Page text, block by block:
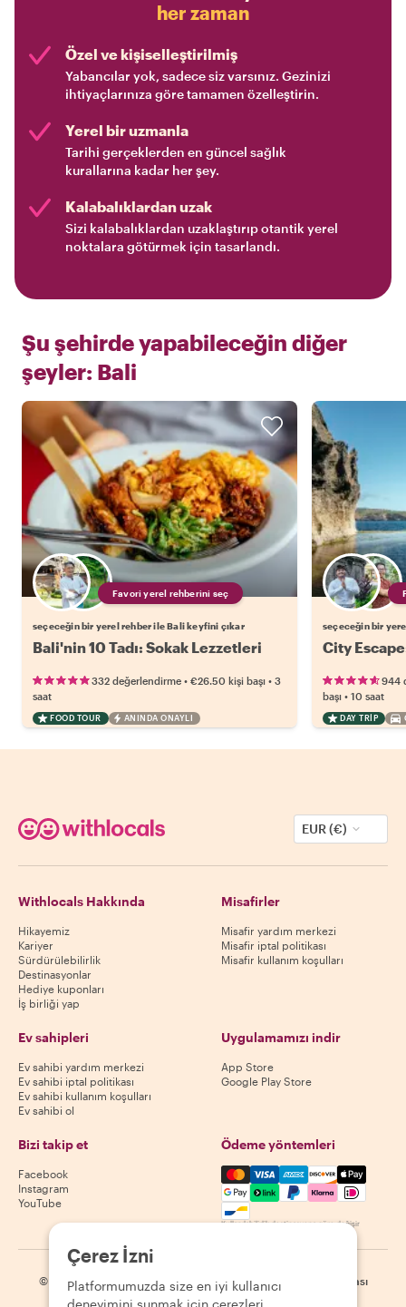
her zaman
Özel ve kişiselleştirilmiş
Yabancılar yok, sadece siz varsınız. Gezinizi
ihtiyaçlarınıza göre tamamen özelleştirin.
Yerel bir uzmanla
Tarihi gerçeklerden en güncel sağlık
kurallarına kadar her şey.
Kalabalıklardan uzak
Sizi kalabalıklardan uzaklaştırıp otantik yerel
noktalara götürmek için tasarlandı.
Şu şehirde yapabileceğin diğer
şeyler: Bali
Favori yerel rehberini seç
seçeceğin bir yerel rehber ile Bali keyfini çıkar
Bali'nin 10 Tadı: Sokak Lezzetleri
332 değerlendirme • €26.50 kişi başı • 3
saat
FOOD TOUR ANINDA ONAYLI
seçeceğin bir
City
944
başı • 10 saat
DAY TRIP
EUR (€)
Withlocals Hakkında
Hikayemiz
Kariyer
Sürdürülebilirlik
Destinasyonlar
Hediye kuponları
İş birliği yap
Misafirler
Misafir yardım merkezi
Misafir iptal politikası
Misafir kullanım koşulları
Ev sahipleri
Ev sahibi yardım merkezi
Ev sahibi iptal politikası
Ev sahibi kullanım koşulları
Ev sahibi ol
Uygulamamızı indir
App Store
Google Play Store
Bizi takip et
Facebook
Instagram
YouTube
Ödeme yöntemleri
Mastercard, Visa, Amex,
Kullanılabilirlik destinasyona göre değişir
© 2026 Withlocals.com Gizlilik Politikası | Site haritası
Çerez İzni
Platformumuzda size en iyi kullanıcı
deneyimini sunmak için çerezleri